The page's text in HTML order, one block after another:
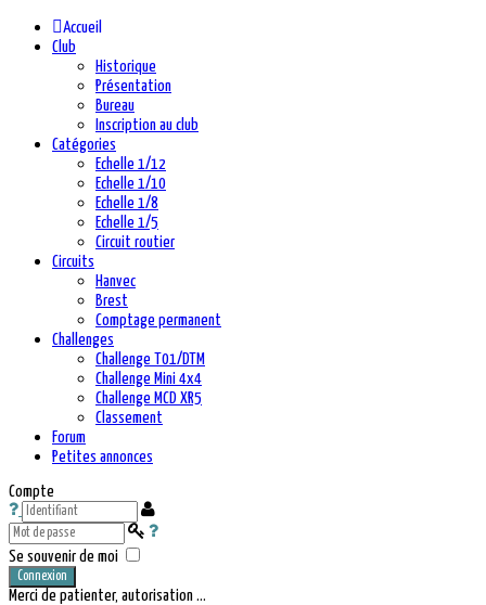
Accueil
Club
Historique
Présentation
Bureau
Inscription au club
Catégories
Echelle 1/12
Echelle 1/10
Echelle 1/8
Echelle 1/5
Circuit routier
Circuits
Hanvec
Brest
Comptage permanent
Challenges
Challenge T01/DTM
Challenge Mini 4x4
Challenge MCD XR5
Classement
Forum
Petites annonces
Compte
Se souvenir de moi
Connexion
Merci de patienter, autorisation ...
précédente
précédent
suivante
suivant